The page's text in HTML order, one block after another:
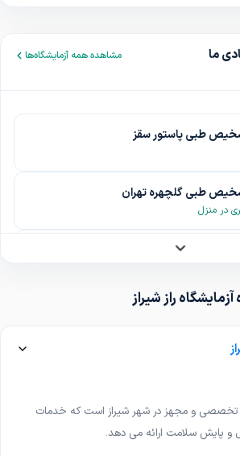
ما مشاهده همه آزمایشگاه‌ها
طبی پاستور سقز
طبی گلچهره تهران
در منزل
رخشنده رو مرودشت
شیراز
پزشکی آناتا تهران
راز شیراز
تخصصی و مجهز در شهر شیراز است که خدمات
و پایش سلامت ارائه می دهد.